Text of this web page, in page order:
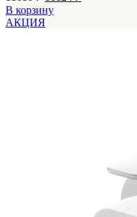
цена
составляла
В корзину
АКЦИЯ